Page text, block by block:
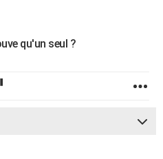
qu'un seul ?